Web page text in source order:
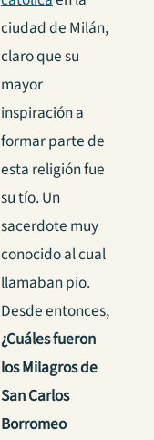
ciudad de Milán,
claro que su
mayor
inspiración a
formar parte de
esta religión fue
su tío. Un
sacerdote muy
conocido al cual
llamaban pio.
Desde entonces,
¿Cuáles fueron
los Milagros de
San Carlos
Borromeo